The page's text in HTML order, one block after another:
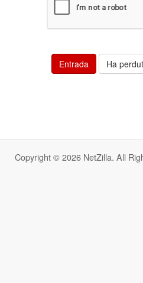
Ha
Copyright © 2026 NetZilla. All